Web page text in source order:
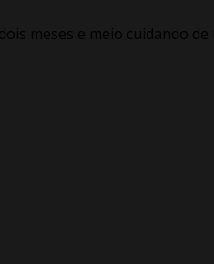
meses e meio cuidando